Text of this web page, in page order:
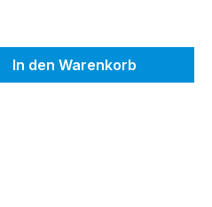
den
In den Warenkorb